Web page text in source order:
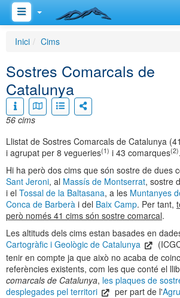
Inici Cims
Sostres Comarcals de
Catalunya
56 cims
Llistat de Sostres Comarcals de Catalunya
i agrupat per 8 vegueries(1) i 43 comarques(2).
Hi ha però dos cims que són sostre de dues
Sant Jeroni, al Massís de Montserrat, sostre
i el Tossal de la Baltasana, a les Muntanyes
Conca de Barberà i del Baix Camp. Per tant,
però només 41 cims són sostre comarcal.
Les altituds dels cims estan basades en
Cartogràfic i Geològic de Catalunya
tenir en compte ja que això no acaba de
referències existents, com les que conté el
comarcals de Catalunya, les plaques de
desplegades pel territori
per part de l'